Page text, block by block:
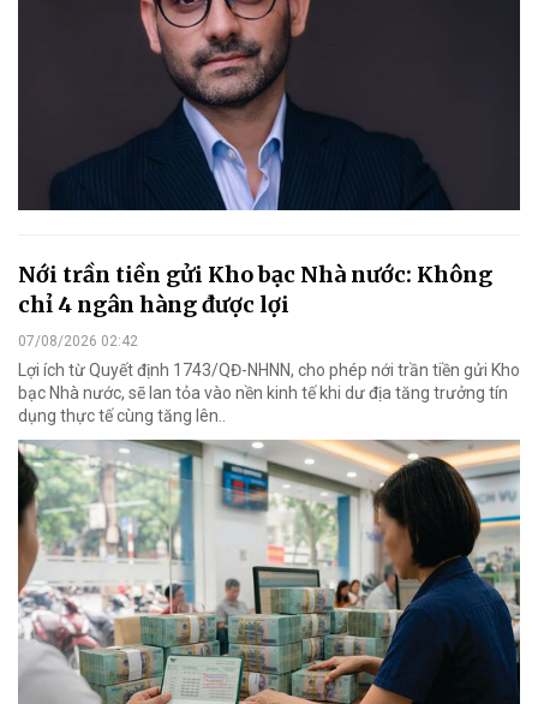
Nới trần tiền gửi Kho bạc Nhà nước: Không
chỉ 4 ngân hàng được lợi
07/08/2026 02:42
Lợi ích từ Quyết định 1743/QĐ-NHNN, cho phép nới trần tiền gửi Kho
bạc Nhà nước, sẽ lan tỏa vào nền kinh tế khi dư địa tăng trưởng tín
dụng thực tế cùng tăng lên..